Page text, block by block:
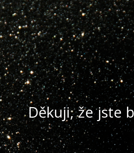
Děkuji, že jste